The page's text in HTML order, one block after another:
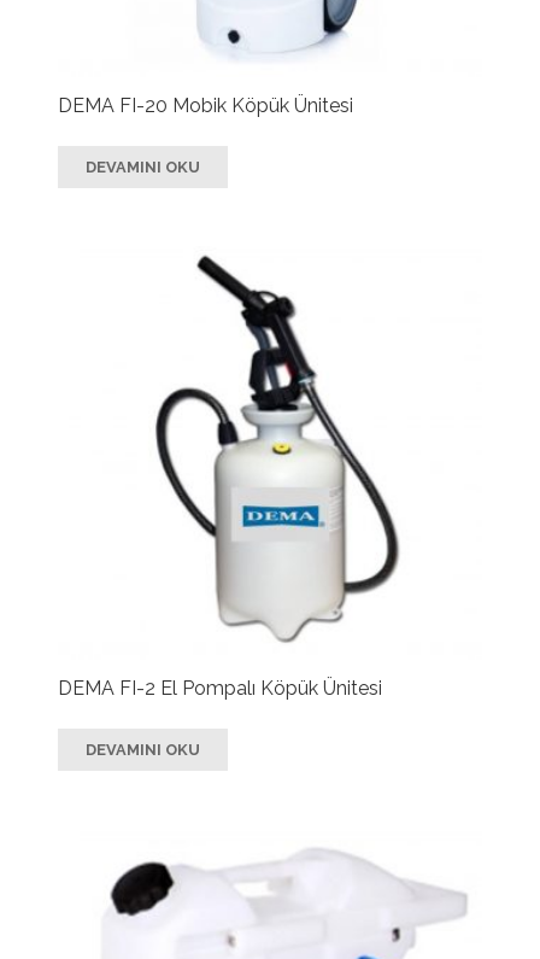
DEMA FI-20 Mobik Köpük Ünitesi
DEVAMINI OKU
DEMA FI-2 El Pompalı Köpük Ünitesi
DEVAMINI OKU